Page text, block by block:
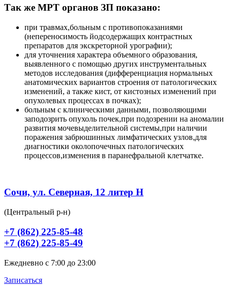
Так же МРТ органов ЗП показано:
при травмах,больным с противопоказаниями
(непереносимость йодсодержащих контрастных
препаратов для экскреторной урографии);
для уточнения характера объемного образования,
выявленного с помощью других инструментальных
методов исследования (дифференциация нормальных
анатомических вариантов строения от патологических
изменений, а также кист, от кистозных изменений при
опухолевых процессах в почках);
больным с клиническими данными, позволяющими
заподозрить опухоль почек,при подозрении на аномалии
развития мочевыделительной системы,при наличии
поражения забрюшинных лимфатических узлов,для
диагностики околопочечных патологических
процессов,изменения в паранефральной клетчатке.
Сочи, ул. Северная, 12 литер Н
(Центральный р-н)
+7 (862) 225-85-48
+7 (862) 225-85-49
Ежедневно с 7:00 до 23:00
Записаться